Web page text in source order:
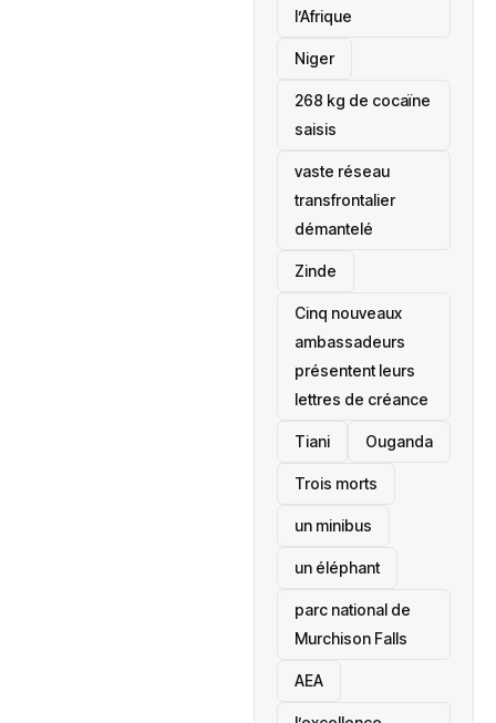
l’Afrique
‎Niger
268 kg de cocaïne
saisis
vaste réseau
transfrontalier
démantelé
Zinde
Cinq nouveaux
ambassadeurs
présentent leurs
lettres de créance
Tiani ‎Ouganda
Trois morts
un minibus
un éléphant
parc national de
Murchison Falls
AEA